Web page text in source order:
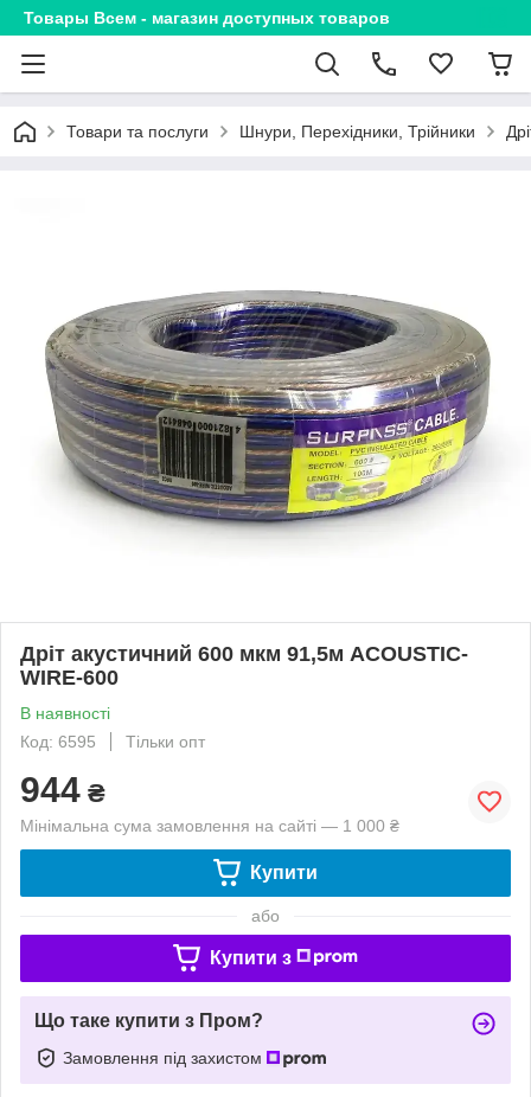
Товары Всем - магазин доступных товаров
Товари та послуги Шнури, Перехідники, Трійники
Дріт акустичний 600 мкм 91,5м ACOUSTIC-
WIRE-600
В наявності
Код: 6595
Тільки опт
944 ₴
Мінімальна сума замовлення на сайті — 1 000 ₴
Купити
або
Купити з
Що таке купити з Пром?
Замовлення під захистом